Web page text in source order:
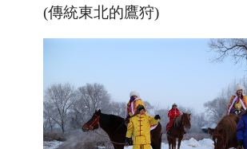
(傳統東北的鷹狩)